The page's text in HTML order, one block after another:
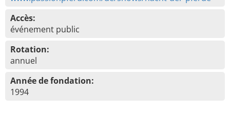
Accès:
événement public
Rotation:
annuel
Année de fondation:
1994